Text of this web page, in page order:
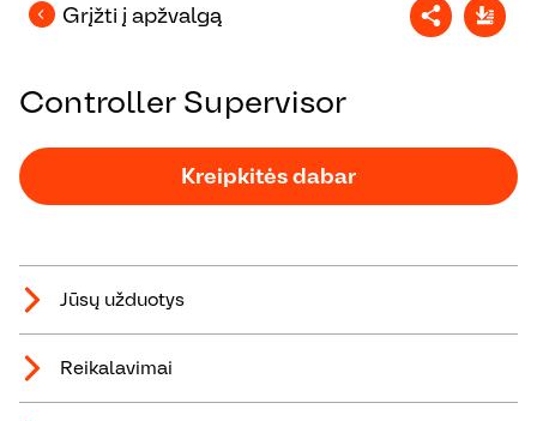
Grįžti į apžvalgą
Controller Supervisor
Kreipkitės dabar
Jūsų užduotys
Reikalavimai